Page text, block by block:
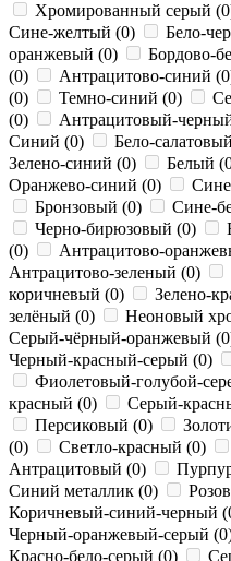
Хромированный серый (0
Сине-желтый (0) Бело-
оранжевый (0) Бордово-
(0) Антрацитово-синий (0
(0) Темно-синий (0)
(0) Антрацитовый-
Синий (0) Бело-
Зелено-синий (0) Белый (
Оранжево-синий (0)
Бронзовый (0) Сине-
Черно-бирюзовый (0)
(0) Антрацитово-
Антрацитово-зеленый (0)
коричневый (0) Зелено-
зелёный (0) Неоновый
Серый-чёрный-оранжевый (0
Черный-красный-серый (0)
Фиолетовый-голубой-
красный (0) Серый-
Персиковый (0)
(0) Светло-красный (0)
Антрацитовый (0)
Синий металлик (0)
Коричневый-синий-черный (
Черный-оранжевый-серый (0
Красно-бело-серый (0)